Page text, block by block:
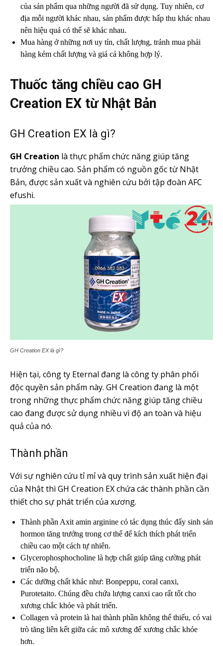
của sản phẩm qua những người đã sử dụng. Tuy nhiên, cơ
địa mỗi người khác nhau, sản phẩm được hấp thu khác nhau
nên hiệu quả có thể sẽ khác nhau.
Mua hàng ở những nơi uy tín, chất lượng, tránh mua phải
hàng kém chất lượng và giá cả không hợp lý.
Thuốc tăng chiều cao GH
Creation EX từ Nhật Bản
GH Creation EX là gì?
GH Creation là thực phẩm chức năng giúp tăng
trưởng chiều cao. Sản phẩm có nguồn gốc từ Nhật
Bản, được sản xuất và nghiên cứu bởi tập đoàn AFC
efushi.
GH Creation EX là gì?
Hiện tại, công ty Eternal đang là công ty phân phối
độc quyền sản phẩm này. GH Creation đang là một
trong những thực phẩm chức năng giúp tăng chiều
cao đang được sử dụng nhiều vì độ an toàn và hiệu
quả của nó.
Thành phần
Với sự nghiên cứu tỉ mỉ và quy trình sản xuất hiện đại
của Nhật thì GH Creation EX chứa các thành phần cần
thiết cho sự phát triển của xương.
Thành phần Axit amin arginine có tác dụng thúc đẩy sinh sản
hormon tăng trưởng trong cơ thể để kích thích phát triển
chiều cao một cách tự nhiên.
Glycerophosphocholine là hợp chất giúp tăng cường phát
triển não bộ.
Các dưỡng chất khác như: Bonpeppu, coral canxi,
Purotetaito. Chúng đều chứa lượng canxi cao rất tốt cho
xương chắc khỏe và phát triển.
Collagen và protein là hai thành phần không thể thiếu, có vai
trò tăng liên kết giữa các mô xương để xương chắc khỏe
hơn.